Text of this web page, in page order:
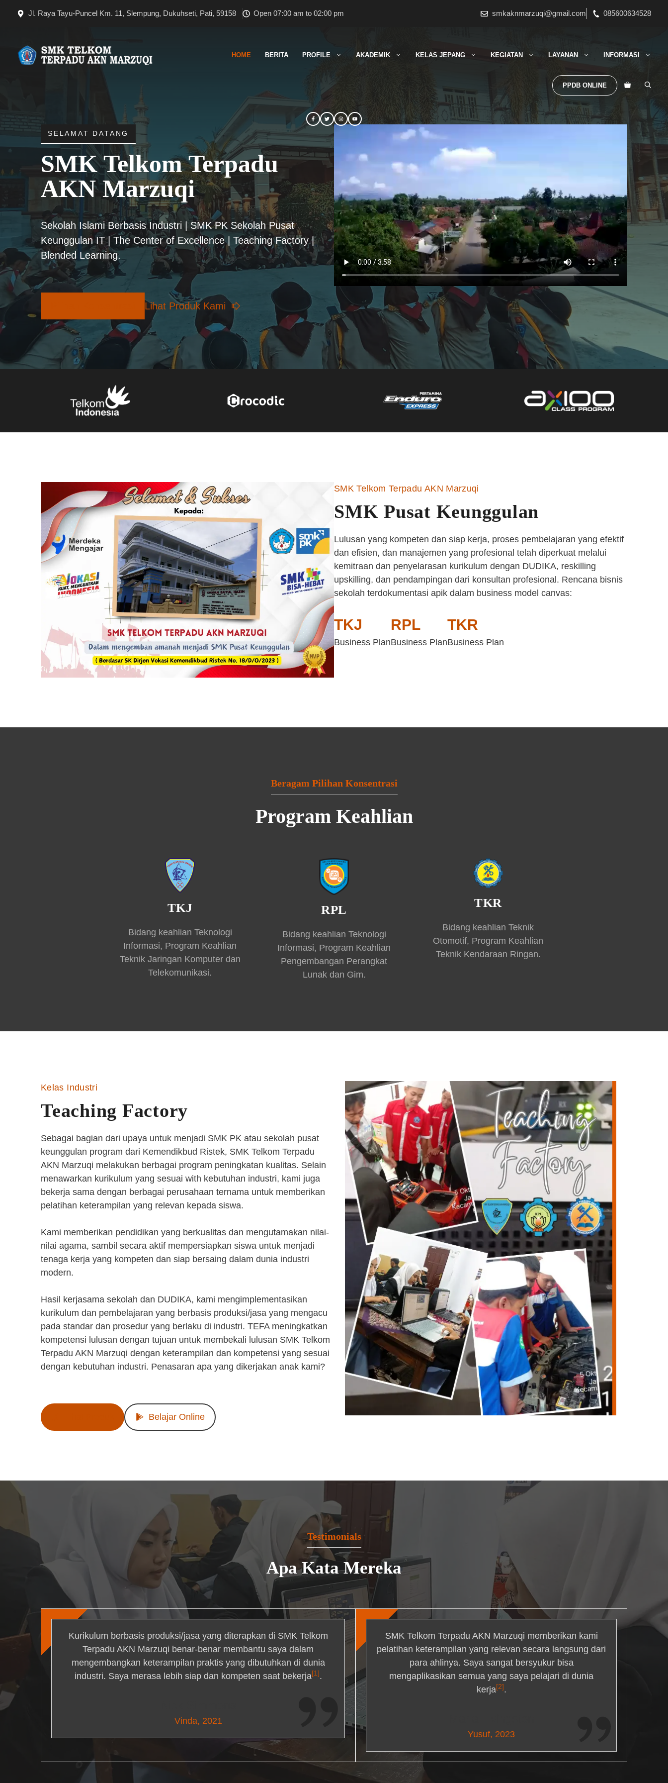
Jl. Raya Tayu-Puncel Km. 11, Slempung, Dukuhseti, Pati, 59158 Open 07:00 am to 02:00 pm smkaknmarzuqi@gmail.com 085600634528
HOME BERITA PROFILE AKADEMIK KELAS JEPANG KEGIATAN LAYANAN INFORMASI
PPDB ONLINE
SELAMAT DATANG
SMK Telkom Terpadu
AKN Marzuqi
Sekolah Islami Berbasis Industri | SMK PK Sekolah Pusat
Keunggulan IT | The Center of Excellence | Teaching Factory |
Blended Learning.
Lihat Produk Kami
SMK Telkom Terpadu AKN Marzuqi
SMK Pusat Keunggulan
Lulusan yang kompeten dan siap kerja, proses pembelajaran yang efektif
dan efisien, dan manajemen yang profesional telah diperkuat melalui
kemitraan dan penyelarasan kurikulum dengan DUDIKA, reskilling
upskilling, dan pendampingan dari konsultan profesional. Rencana bisnis
sekolah terdokumentasi apik dalam business model canvas:
TKJ
Business Plan
RPL
Business Plan
TKR
Business Plan
Beragam Pilihan Konsentrasi
Program Keahlian
TKJ
Bidang keahlian Teknologi
Informasi, Program Keahlian
Teknik Jaringan Komputer dan
Telekomunikasi.
RPL
Bidang keahlian Teknologi
Informasi, Program Keahlian
Pengembangan Perangkat
Lunak dan Gim.
TKR
Bidang keahlian Teknik
Otomotif, Program Keahlian
Teknik Kendaraan Ringan.
Kelas Industri
Teaching Factory
Sebagai bagian dari upaya untuk menjadi SMK PK atau sekolah pusat
keunggulan program dari Kemendikbud Ristek, SMK Telkom Terpadu
AKN Marzuqi melakukan berbagai program peningkatan kualitas. Selain
menawarkan kurikulum yang sesuai with kebutuhan industri, kami juga
bekerja sama dengan berbagai perusahaan ternama untuk memberikan
pelatihan keterampilan yang relevan kepada siswa.
Kami memberikan pendidikan yang berkualitas dan mengutamakan nilai-
nilai agama, sambil secara aktif mempersiapkan siswa untuk menjadi
tenaga kerja yang kompeten dan siap bersaing dalam dunia industri
modern.
Hasil kerjasama sekolah dan DUDIKA, kami mengimplementasikan
kurikulum dan pembelajaran yang berbasis produksi/jasa yang mengacu
pada standar dan prosedur yang berlaku di industri. TEFA meningkatkan
kompetensi lulusan dengan tujuan untuk membekali lulusan SMK Telkom
Terpadu AKN Marzuqi dengan keterampilan dan kompetensi yang sesuai
dengan kebutuhan industri. Penasaran apa yang dikerjakan anak kami?
Belajar Online
Testimonials
Apa Kata Mereka
Kurikulum berbasis produksi/jasa yang diterapkan di SMK Telkom
Terpadu AKN Marzuqi benar-benar membantu saya dalam
mengembangkan keterampilan praktis yang dibutuhkan di dunia
industri. Saya merasa lebih siap dan kompeten saat bekerja[1].
Vinda, 2021
SMK Telkom Terpadu AKN Marzuqi memberikan kami
pelatihan keterampilan yang relevan secara langsung dari
para ahlinya. Saya sangat bersyukur bisa
mengaplikasikan semua yang saya pelajari di dunia
kerja[2].
Yusuf, 2023